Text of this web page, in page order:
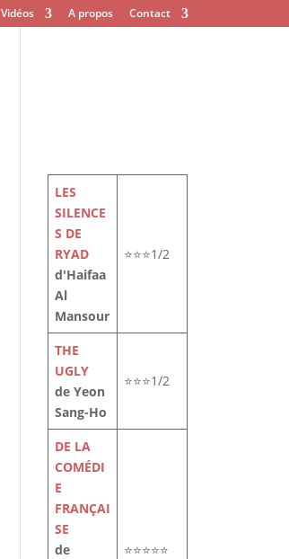
Vidéos A propos Contact
LES
SILENCE
S DE
RYAD
d'Haifaa
Al
Mansour
⭐⭐⭐1/2
THE
UGLY
de Yeon
Sang-Ho
⭐⭐⭐1/2
DE LA
COMÉDI
E
FRANÇAI
SE
de
⭐⭐⭐⭐⭐